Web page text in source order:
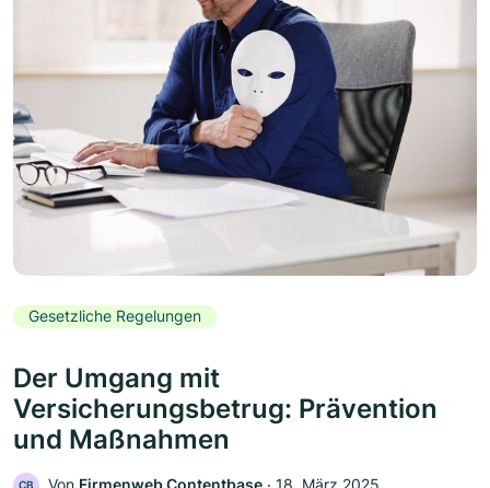
Gesetzliche Regelungen
Der Umgang mit
Versicherungsbetrug: Prävention
und Maßnahmen
CB Von Firmenweb Contentbase ‧ 18. März 2025